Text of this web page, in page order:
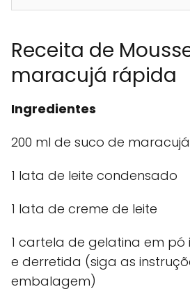
Receita de
maracujá rápida
Ingredientes
200 ml de suco de
1 lata de leite condensado
1 lata de creme de leite
1 cartela de gelatina em
e derretida (siga as
embalagem)